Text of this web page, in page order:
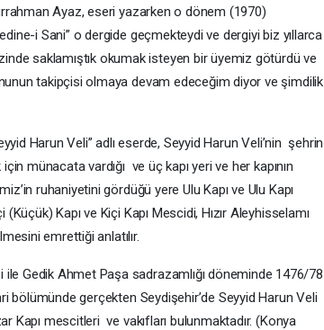
Ayaz, eseri yazarken o dönem (1970)
i Sani” o dergide geçmekteydi ve dergiyi biz yıllarca
saklamıştık okumak isteyen bir üyemiz götürdü ve
takipçisi olmaya devam edeceğim diyor ve şimdilik
Harun Veli” adlı eserde, Seyyid Harun Veli’nin şehrin
münacata vardığı ve üç kapı yeri ve her kapının
ruhaniyetini gördüğü yere Ulu Kapı ve Ulu Kapı
Kapı ve Kiçi Kapı Mescidi, Hızır Aleyhisselamı
emrettiği anlatılır.
Gedik Ahmet Paşa sadrazamlığı döneminde 1476/78
bölümünde gerçekten Seydişehir’de Seyyid Harun Veli
Kapı mescitleri ve vakıfları bulunmaktadır. (Konya